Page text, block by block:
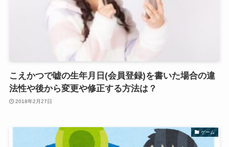
こえかつで嘘の生年月日(会員登録)を書いた場合の違
法性や後から変更や修正する方法は？
2018年2月27日
ゲーム